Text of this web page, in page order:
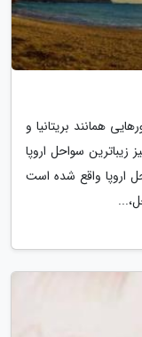
همانند بریتانیا و
زیباترین سواحل اروپا
اروپا واقع شده است